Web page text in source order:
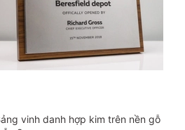
vinh danh hợp kim trên nền gỗ